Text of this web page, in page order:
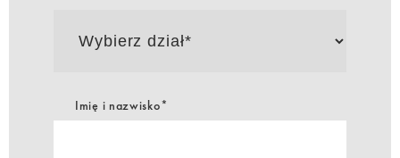
Imię i nazwisko*